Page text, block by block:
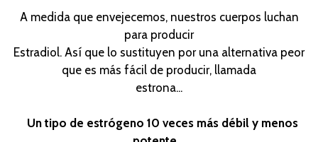
A medida que envejecemos, nuestros cuerpos luchan
para producir
Estradiol. Así que lo sustituyen por una alternativa peor
que es más fácil de producir, llamada
estrona...
Un tipo de estrógeno 10 veces más débil y menos